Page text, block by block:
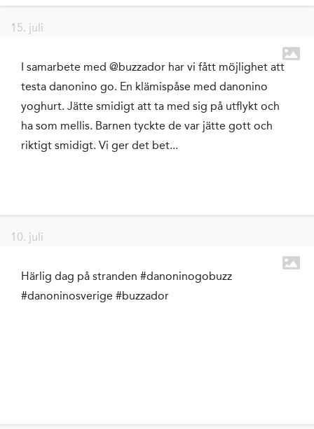
15. juli
I samarbete med @buzzador har vi fått möjlighet att
testa danonino go. En klämispåse med danonino
yoghurt. Jätte smidigt att ta med sig på utflykt och
ha som mellis. Barnen tyckte de var jätte gott och
riktigt smidigt. Vi ger det bet...
10. juli
Härlig dag på stranden #danoninogobuzz
#danoninosverige #buzzador